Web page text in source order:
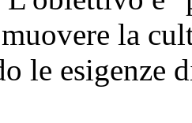
la
le esigenze